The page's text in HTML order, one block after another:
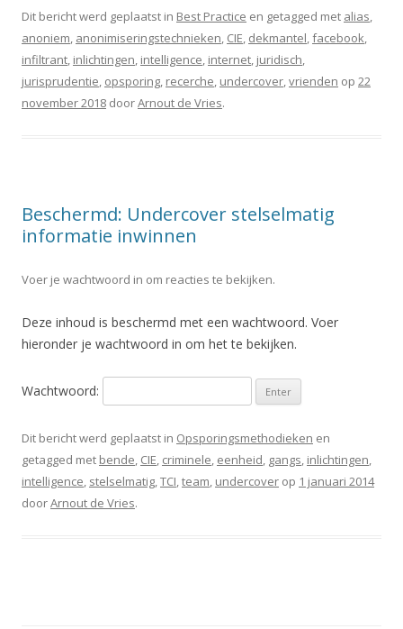
Dit bericht werd geplaatst in Best Practice en getagged met alias,
anoniem, anonimiseringstechnieken, CIE, dekmantel,facebook,
infiltrant, inlichtingen, intelligence, internet, juridisch,
jurisprudentie, opsporing, recerche, undercover,vrienden op 22
november 2018 doorArnout de Vries.
Beschermd: Undercover stelselmatig
informatie inwinnen
Voer je wachtwoord in om reacties te bekijken.
Deze inhoud is beschermd met een wachtwoord. Voer
hieronder je wachtwoord in om het te bekijken.
Wachtwoord:
Dit bericht werd geplaatst in Opsporingsmethodieken en
getagged met bende, CIE, criminele, eenheid, gangs, inlichtingen,
intelligence, stelselmatig,TCI,team, undercover op 1 januari 2014
doorArnout de Vries.